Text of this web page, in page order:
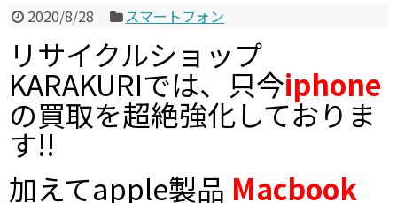
2020/8/28 スマートフォン
リサイクルショップ
KARAKURIでは、只今iphone
の買取を超絶強化しておりま
す!!
加えてapple製品 Macbook